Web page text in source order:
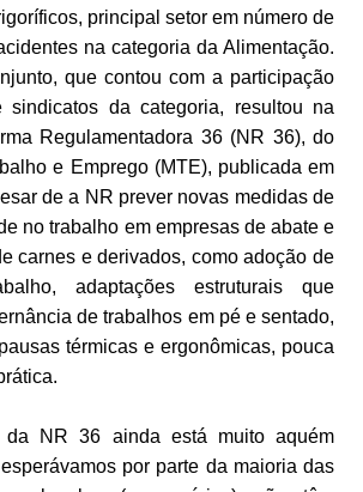
principal setor em número de
na categoria da Alimentação.
que contou com a participação
sindicatos da categoria, resultou na
Regulamentadora 36 (NR 36), do
e Emprego (MTE), publicada em
de a NR prever novas medidas de
no trabalho em empresas de abate e
carnes e derivados, como adoção de
adaptações estruturais que
de trabalhos em pé e sentado,
térmicas e ergonômicas, pouca
da NR 36 ainda está muito aquém
por parte da maioria das